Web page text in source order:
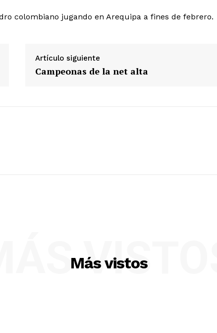
colombiano jugando en Arequipa a fines de febrero.
Artículo siguiente
Campeonas de la net alta
Más vistos
MÁS